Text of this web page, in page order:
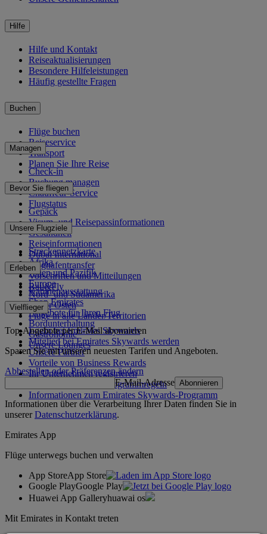
Hilfe
Hilfe und Kontakt
Reiseaktualisierungen
Besondere Hilfeleistungen
Häufig gestellte Fragen
Buchen
Flüge buchen
Reiseservice
Transport
Planen Sie Ihre Reise
Managen
Check-in
Buchung managen
Chauffeur-Service
Flugstatus
Bevor Sie fliegen
Gepäck
Visum- und Reisepassinformationen
Gesundheit
Reiseinformationen
Dubai International
Flughafentransfer
Vorschriften und Mitteilungen
Rail&Fly
Unsere Flugziele
Streckennetzkarte
Afrika
Asien und Pazifik
Europa
Nord- und Südamerika
Naher Osten
Flüge in alle Länder/Territorien
Erleben
Kabinenausstattung
Shop Emirates
Angebote für Ihren Flug
Bordunterhaltung
Gastronomie
Unsere Lounges
Vielflieger
Login bei Emirates Skywards
Mitglied bei Emirates Skywards werden
Unsere Partner
Vorteile von Business Rewards
Ihr Unternehmen registrieren
Emirates Skywards-Programmregeln
Informationen zum Emirates Skywards-Programm
Top-Angebote per E-Mail abonnieren
Sparen Sie mit unseren neuesten Tarifen und Angeboten.
Abbestellen oder Präferenzen ändern
E-Mail-Adresse Abonnieren
Informationen über die Verarbeitung Ihrer Daten finden Sie in
unsererDatenschutzerklärung.
Emirates App
Flüge unterwegs buchen und verwalten
App StoreApp Store
Google PlayGoogle Play
Huawei App Galleryhuawai os
Mit Emirates in Kontakt treten